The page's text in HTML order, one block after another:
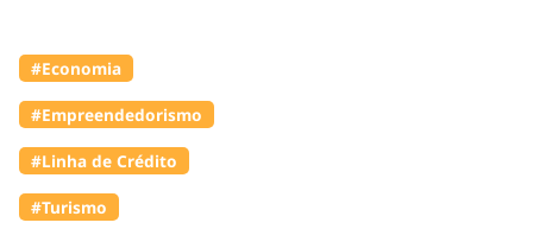
#Economia
#Empreendedorismo
#Linha de Crédito
#Turismo